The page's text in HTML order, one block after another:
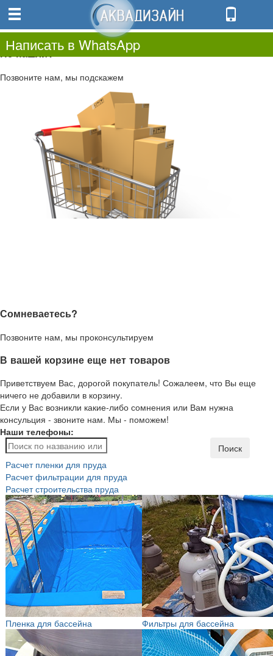
0.00
0
Не нашли?
Позвоните нам, мы подскажем
Сомневаетесь?
Позвоните нам, мы проконсультируем
В вашей корзине еще нет товаров
Приветствуем Вас, дорогой покупатель! Сожалеем, что Вы еще
ничего не добавили в корзину.
Если у Вас возникли какие-либо сомнения или Вам нужна
консульция - звоните нам. Мы - поможем!
Наши телефоны:
Написать в WhatsApp
Поиск
Расчет пленки для пруда
Расчет фильтрации для пруда
Расчет строительства пруда
Пленка для бассейна Фильтры для бассейна